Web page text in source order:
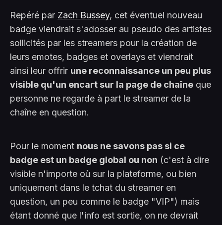
Repéré par Zach Bussey, cet éventuel nouveau
badge viendrait s'adosser au pseudo des artistes
sollicités par les streamers pour la création de
leurs emotes, badges et overlays et viendrait
ainsi leur offrir une reconnaissance un peu plus
visible qu'un encart sur la page de chaîne que
personne ne regarde à part le streamer de la
chaîne en question.
Pour le moment nous ne savons pas si ce
badge est un badge global ou non (c'est à dire
visible n'importe où sur la plateforme, ou bien
uniquement dans le tchat du streamer en
question, un peu comme le badge "VIP") mais
étant donné que l'info est sortie, on ne devrait